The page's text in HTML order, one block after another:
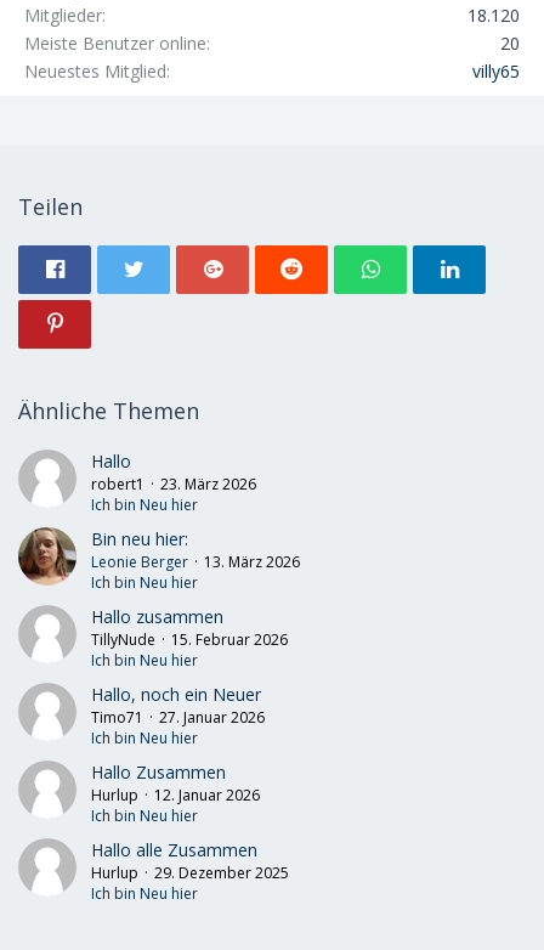
Mitglieder
18.120
Meiste Benutzer online
20
Neuestes Mitglied
villy65
Teilen
Ähnliche Themen
Hallo
robert1
23. März 2026
Ich bin Neu hier
Bin neu hier:
Leonie Berger
13. März 2026
Ich bin Neu hier
Hallo zusammen
TillyNude
15. Februar 2026
Ich bin Neu hier
Hallo, noch ein Neuer
Timo71
27. Januar 2026
Ich bin Neu hier
Hallo Zusammen
Hurlup
12. Januar 2026
Ich bin Neu hier
Hallo alle Zusammen
Hurlup
29. Dezember 2025
Ich bin Neu hier